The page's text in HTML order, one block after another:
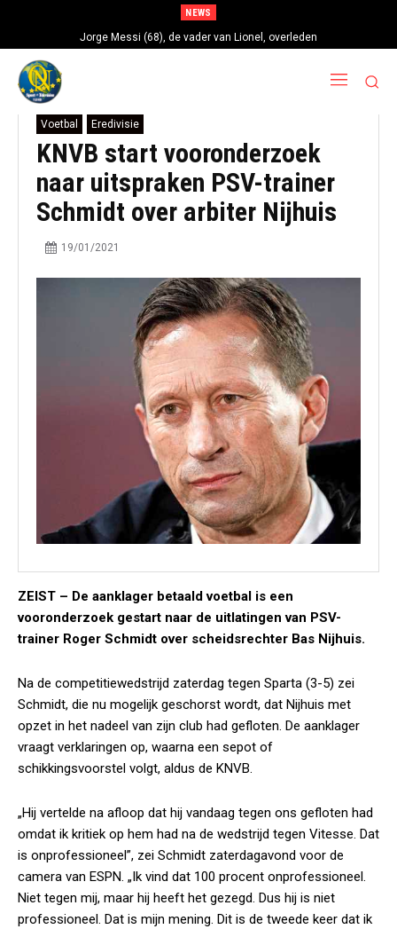
NEWS
Jorge Messi (68), de vader van Lionel, overleden
Voetbal Eredivisie
KNVB start vooronderzoek
naar uitspraken PSV-trainer
Schmidt over arbiter Nijhuis
19/01/2021
ZEIST – De aanklager betaald voetbal is een
vooronderzoek gestart naar de uitlatingen van PSV-
trainer Roger Schmidt over scheidsrechter Bas Nijhuis.
Na de competitiewedstrijd zaterdag tegen Sparta (3-5) zei
Schmidt, die nu mogelijk geschorst wordt, dat Nijhuis met
opzet in het nadeel van zijn club had gefloten. De aanklager
vraagt verklaringen op, waarna een sepot of
schikkingsvoorstel volgt, aldus de KNVB.
„Hij vertelde na afloop dat hij vandaag tegen ons gefloten had
omdat ik kritiek op hem had na de wedstrijd tegen Vitesse. Dat
is onprofessioneel”, zei Schmidt zaterdagavond voor de
camera van ESPN. „Ik vind dat 100 procent onprofessioneel.
Niet tegen mij, maar hij heeft het gezegd. Dus hij is niet
professioneel. Dat is mijn mening. Dit is de tweede keer dat ik